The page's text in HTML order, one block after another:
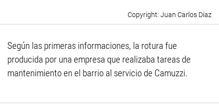
Juan Carlos Díaz
Según las primeras informaciones, la rotura fue
producida por una empresa que realizaba tareas de
mantenimiento en el barrio al servicio de Camuzzi.